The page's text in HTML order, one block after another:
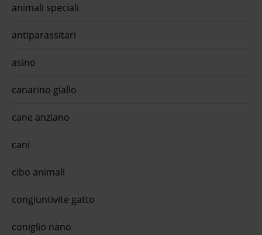
animali speciali
antiparassitari
asino
canarino giallo
cane anziano
cani
cibo animali
congiuntivite gatto
coniglio nano